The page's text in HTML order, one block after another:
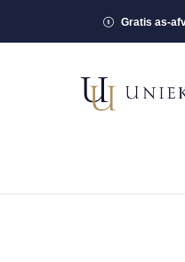
Gratis as-